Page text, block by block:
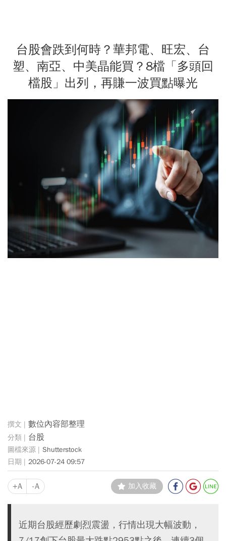
台股會跌到何時？華邦電、旺宏、台
塑、南亞、中美晶能買？8檔「多頭回
檔股」出列，再賺一波買點曝光
數位內容部整理
台股
Shutterstock
2026-07-24 09:57
+A -A 加入收藏
近期台股經歷劇烈震盪，行情出現大幅波動，